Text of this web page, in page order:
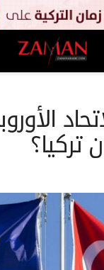
تركيا؟